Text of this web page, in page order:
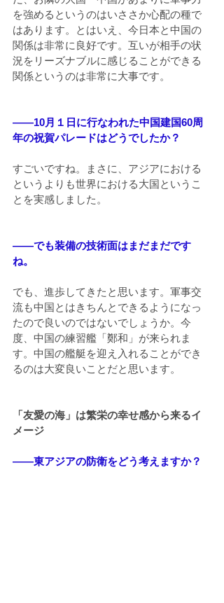
を強めるというのはいささか心配の種で
はあります。とはいえ、今日本と中国の
関係は非常に良好です。互いが相手の状
況をリーズナブルに感じることができる
関係というのは非常に大事です。
――10月１日に行なわれた中国建国60周
年の祝賀パレードはどうでしたか？
すごいですね。まさに、アジアにおける
というよりも世界における大国というこ
とを実感しました。
――でも装備の技術面はまだまだです
ね。
でも、進歩してきたと思います。軍事交
流も中国とはきちんとできるようになっ
たので良いのではないでしょうか。今
度、中国の練習艦「鄭和」が来られま
す。中国の艦艇を迎え入れることができ
るのは大変良いことだと思います。
「友愛の海」は繁栄の幸せ感から来るイ
メージ
――東アジアの防衛をどう考えますか？